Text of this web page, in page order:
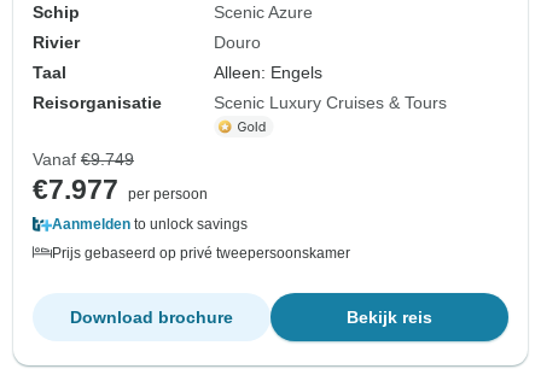
Schip
Scenic Azure
Rivier
Douro
Taal
Alleen: Engels
Reisorganisatie
Scenic Luxury Cruises & Tours
Vanaf €9.749
€7.977
per persoon
Aanmelden to unlock savings
Prijs gebaseerd op privé tweepersoonskamer
Bekijk reis
Download brochure